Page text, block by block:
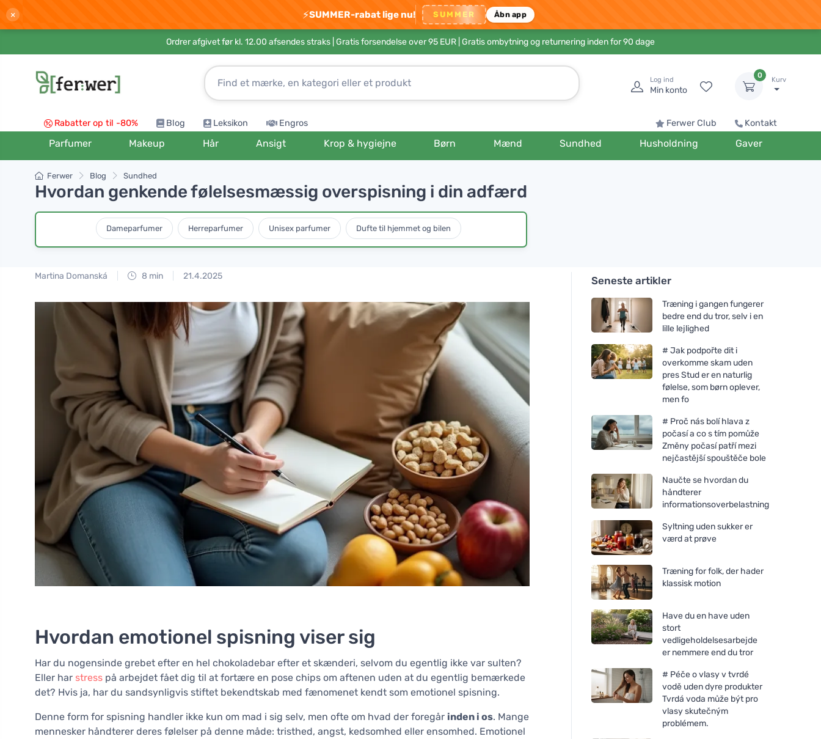
× ⚡SUMMER-rabat lige nu! SUMMER Åbn app
Ordrer afgivet før kl. 12.00 afsendes straks | Gratis forsendelse over 95 EUR | Gratis ombytning og returnering inden for 90 dage
Log ind
Min konto
0
Kurv
Rabatter op til -80% Blog Leksikon Engros Ferwer Club Kontakt
Parfumer Makeup Hår Ansigt Krop & hygiejne Børn Mænd Sundhed Husholdning Gaver
Ferwer Blog Sundhed
Hvordan genkende følelsesmæssig overspisning i din adfærd
Dameparfumer Herreparfumer Unisex parfumer Dufte til hjemmet og bilen
Martina Domanská 8 min 21.4.2025
Hvordan emotionel spisning viser sig
Har du nogensinde grebet efter en hel chokoladebar efter et skænderi, selvom du egentlig ikke var sulten?
Eller har stress på arbejdet fået dig til at fortære en pose chips om aftenen uden at du egentlig bemærkede
det? Hvis ja, har du sandsynligvis stiftet bekendtskab med fænomenet kendt som emotionel spisning.
Denne form for spisning handler ikke kun om mad i sig selv, men ofte om hvad der foregår inden i os. Mange
mennesker håndterer deres følelser på denne måde: tristhed, angst, kedsomhed eller ensomhed. Emotionel
Seneste artikler
Træning i gangen fungerer
bedre end du tror, selv i en
lille lejlighed
# Jak podpořte dit i
overkomme skam uden
pres Stud er en naturlig
følelse, som børn oplever,
men fo
# Proč nás bolí hlava z
počasí a co s tím pomůže
Změny počasí patří mezi
nejčastější spouštěče bole
Naučte se hvordan du
håndterer
informationsoverbelastning
Syltning uden sukker er
værd at prøve
Træning for folk, der hader
klassisk motion
Have du en have uden
stort
vedligeholdelsesarbejde
er nemmere end du tror
# Péče o vlasy v tvrdé
vodě uden dyre produkter
Tvrdá voda může být pro
vlasy skutečným
problémem.